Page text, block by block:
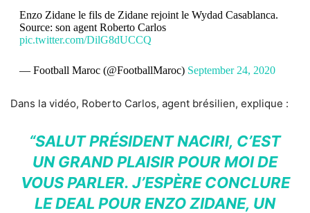
Enzo Zidane le fils de Zidane rejoint le Wydad Casablanca.
Source: son agent Roberto Carlos
pic.twitter.com/DilG8dUCCQ
— Football Maroc (@FootballMaroc) September 24, 2020
Dans la vidéo, Roberto Carlos, agent brésilien, explique :
“SALUT PRÉSIDENT NACIRI, C’EST
UN GRAND PLAISIR POUR MOI DE
VOUS PARLER. J’ESPÈRE CONCLURE
LE DEAL POUR ENZO ZIDANE, UN